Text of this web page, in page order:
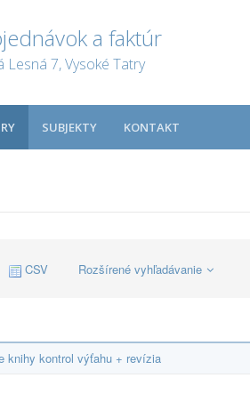
a faktúr
Lesná 7, Vysoké Tatry
SUBJEKTY KONTAKT
CSV Rozšírené vyhľadávanie
knihy kontrol výťahu + revízia